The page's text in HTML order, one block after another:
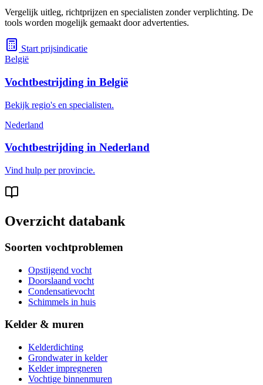
Vergelijk uitleg, richtprijzen en specialisten zonder verplichting. De
tools worden mogelijk gemaakt door advertenties.
Start prijsindicatie
België
Vochtbestrijding in België
Bekijk regio's en specialisten.
Nederland
Vochtbestrijding in Nederland
Vind hulp per provincie.
Overzicht databank
Soorten vochtproblemen
Opstijgend vocht
Doorslaand vocht
Condensatievocht
Schimmels in huis
Kelder & muren
Kelderdichting
Grondwater in kelder
Kelder impregneren
Vochtige binnenmuren